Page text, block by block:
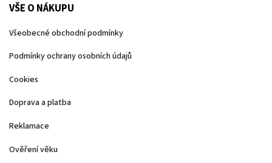
VŠE O NÁKUPU
Všeobecné obchodní podmínky
Podmínky ochrany osobních údajů
Cookies
Doprava a platba
Reklamace
Ověření věku